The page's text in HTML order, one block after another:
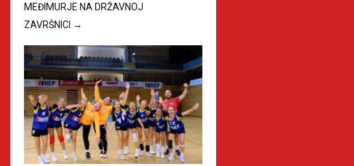
MEĐIMURJE NA DRŽAVNOJ
ZAVRŠNICI →